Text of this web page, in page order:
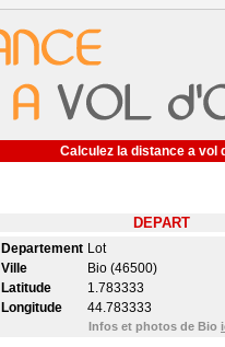
Calculez la distance a vol
DEPART
Departement Lot
Ville
Bio (46500)
Latitude
1.783333
Longitude
44.783333
Infos et photos de Bio